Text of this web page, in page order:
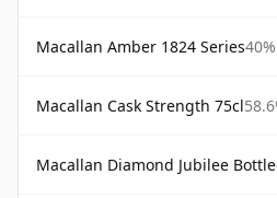
Macallan Amber 1824 Series40%
Macallan Cask Strength 75cl
Macallan Diamond Jubilee